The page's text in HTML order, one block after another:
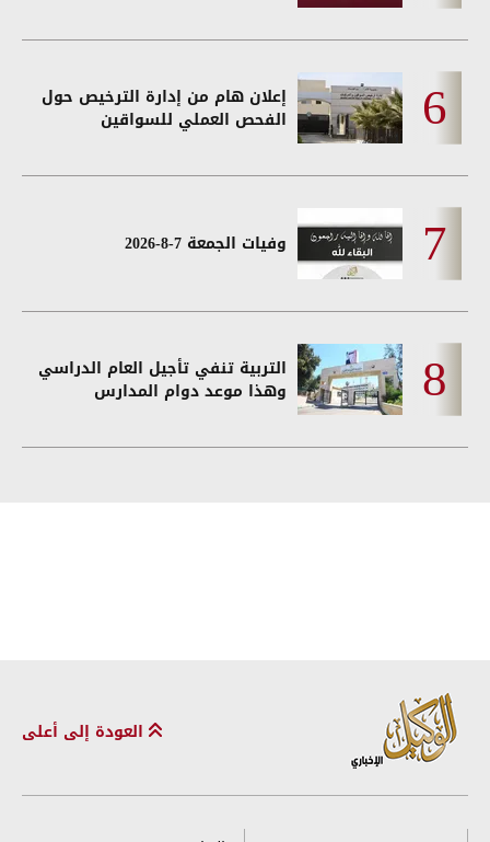
إعلان هام من إدارة الترخيص حول
الفحص العملي للسواقين
وفيات الجمعة 7-8-2026
التربية تنفي تأجيل العام الدراسي
وهذا موعد دوام المدارس
العودة إلى أعلى